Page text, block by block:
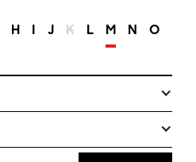
H I J K L M N O